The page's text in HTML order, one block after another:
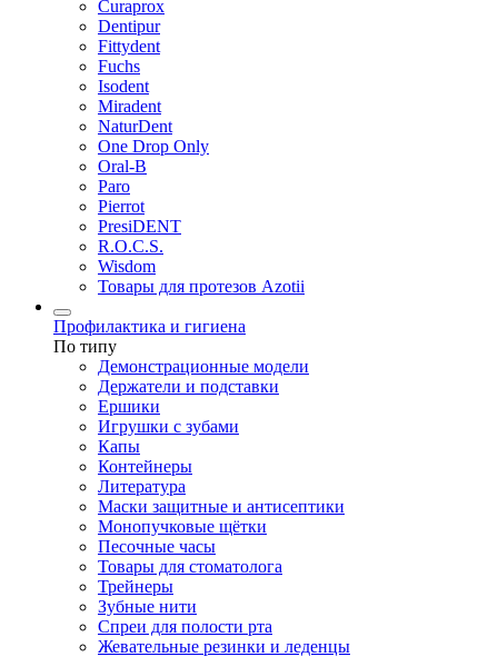
Curaprox
Dentipur
Fittydent
Fuchs
Isodent
Miradent
NaturDent
One Drop Only
Oral-B
Paro
Pierrot
PresiDENT
R.O.C.S.
Wisdom
Товары для протезов Azotii
Профилактика и гигиена
По типу
Демонстрационные модели
Держатели и подставки
Ершики
Игрушки с зубами
Капы
Контейнеры
Литература
Маски защитные и антисептики
Монопучковые щётки
Песочные часы
Товары для стоматолога
Трейнеры
Зубные нити
Спреи для полости рта
Жевательные резинки и леденцы